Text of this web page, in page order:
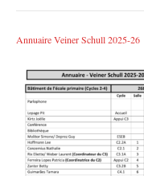
Annuaire Veiner Schull 2025-26